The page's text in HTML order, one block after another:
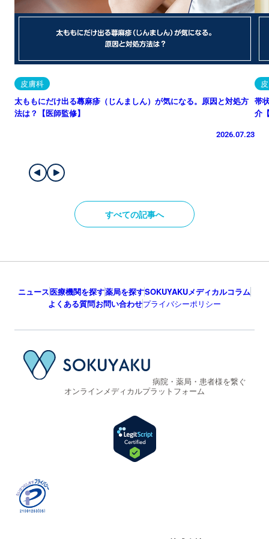
皮膚科
太ももにだけ出る蕁麻疹（じんましん）が気になる。原因と対処方
法は？【医師監修】
2026.07.23
帯
介
すべての記事へ
ニュース医療機関を探す薬局を探すSOKUYAKUメディカルコラム
よくある質問お問い合わせプライバシーポリシー
病院・薬局・患者様を繋ぐ
オンラインメディカルプラットフォーム